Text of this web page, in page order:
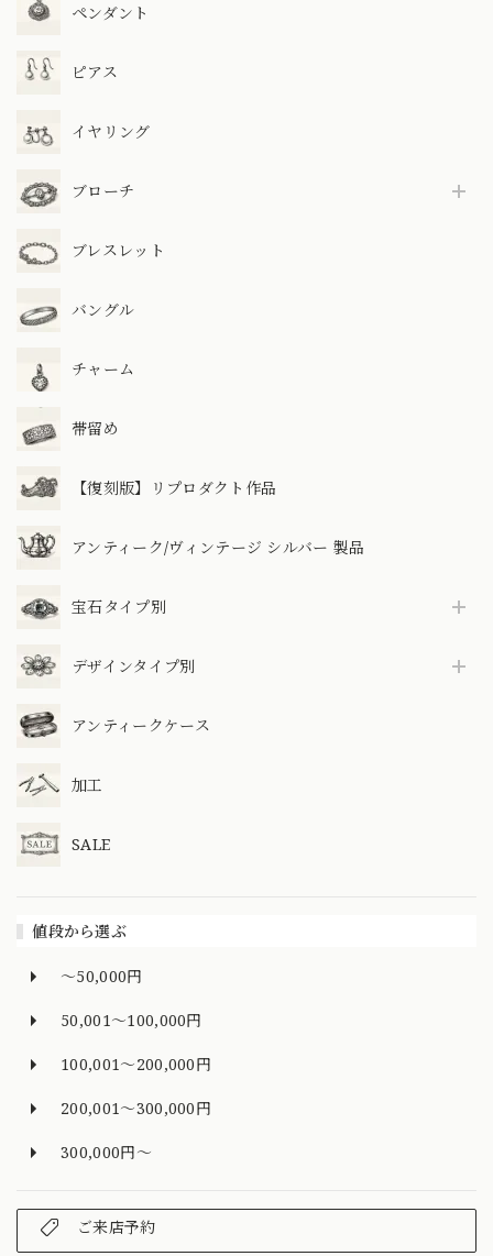
ペンダント
ピアス
イヤリング
ブローチ
ブレスレット
バングル
チャーム
帯留め
【復刻版】リプロダクト作品
アンティーク/ヴィンテージ シルバー 製品
宝石タイプ別
デザインタイプ別
アンティークケース
加工
SALE
値段から選ぶ
～50,000円
50,001～100,000円
100,001～200,000円
200,001～300,000円
300,000円～
ご来店予約